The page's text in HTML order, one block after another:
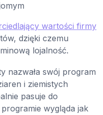
wartości firmy
dzięki czemu
lojalność.
nazwała swój program
i ziemistych
pasuje do
wygląda jak